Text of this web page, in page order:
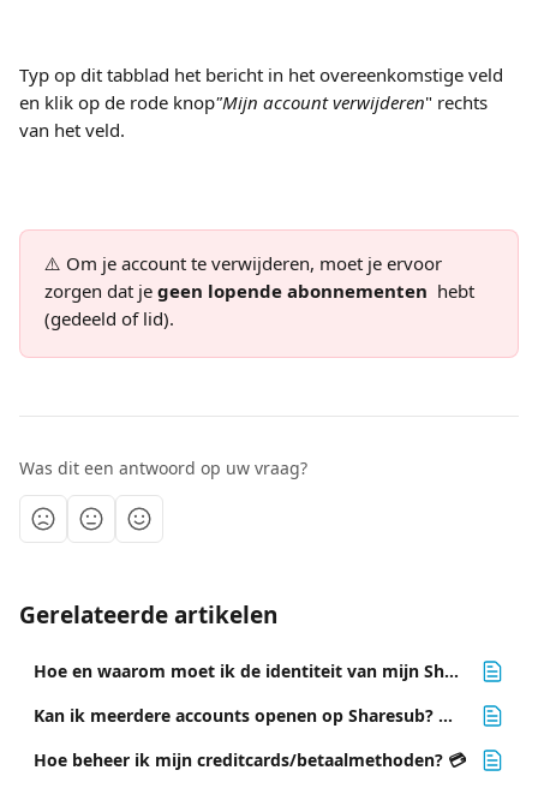
Typ op dit tabblad het bericht in het overeenkomstige veld
en klik op de rode knop"Mijn account verwijderen" rechts
van het veld.
⚠️ Om je account te verwijderen, moet je ervoor
zorgen dat je geen lopende abonnementen hebt
(gedeeld of lid).
Was dit een antwoord op uw vraag?
Gerelateerde artikelen
Hoe en waarom moet ik de identiteit van mijn Sharesub-account verifiëren? ✅
Kan ik meerdere accounts openen op Sharesub? 👨‍👨‍👦‍👦👩‍👩‍👧‍👧
Hoe beheer ik mijn creditcards/betaalmethoden? 💳